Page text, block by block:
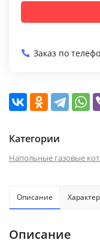
Заказ по
Категории
Напольные газовые
Описание
Описание